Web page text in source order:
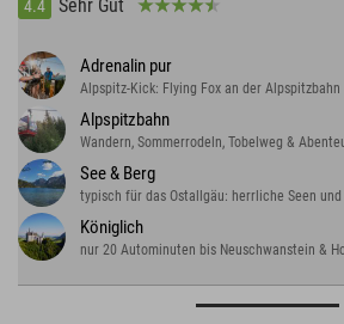
4.4
Sehr Gut
Adrenalin pur
Alpspitz-Kick: Flying Fox an der Alpspitzbahn
Alpspitzbahn
Wandern, Sommerrodeln, Tobelweg &
See & Berg
typisch für das Ostallgäu: herrliche Seen
Königlich
nur 20 Autominuten bis Neuschwanstein &